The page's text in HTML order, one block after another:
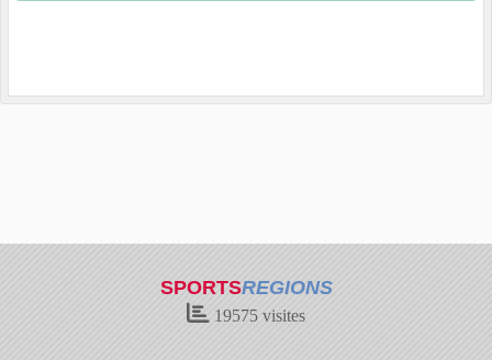
SPORTSREGIONS
19575 visites